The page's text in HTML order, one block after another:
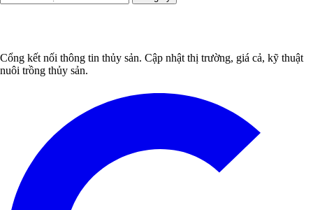
Cổng kết nối thông tin thủy sản. Cập nhật thị trường, giá cả, kỹ thuật
nuôi trồng thủy sản.